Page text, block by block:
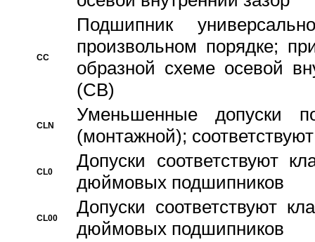
CC
Подшипник
произвольном порядке;
образной схеме осевой
(CB)
CLN
Уменьшенные
(монтажной);
CL0
Допуски соответствуют
дюймовых подшипников
CL00
Допуски соответствуют
дюймовых подшипников